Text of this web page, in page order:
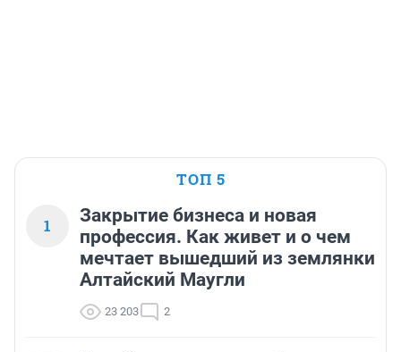
ТОП 5
1
Закрытие бизнеса и новая
профессия. Как живет и о чем
мечтает вышедший из землянки
Алтайский Маугли
23 203 2